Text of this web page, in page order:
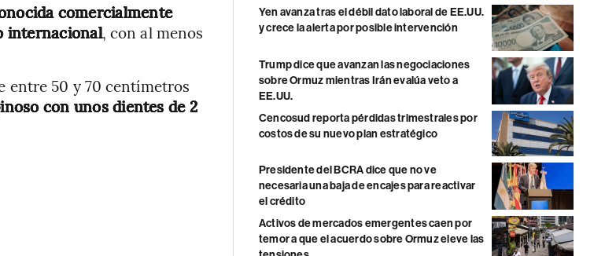
comercialmente
internacional, con al menos
entre 50 y 70 centímetros
con unos dientes de 2
Yen avanza tras el débil dato laboral de EE.UU.
y crece la alerta por posible intervención
Trump dice que avanzan las negociaciones
sobre Ormuz mientras Irán evalúa veto a
EE.UU.
Cencosud reporta pérdidas trimestrales por
costos de su nuevo plan estratégico
Presidente del BCRA dice que no ve
necesaria una baja de encajes para reactivar
el crédito
Activos de mercados emergentes caen por
temor a que el acuerdo sobre Ormuz eleve las